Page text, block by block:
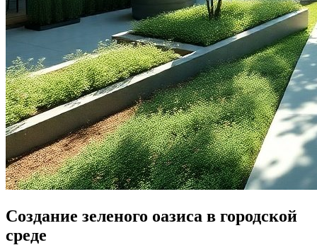
Создание зеленого оазиса в городской
среде